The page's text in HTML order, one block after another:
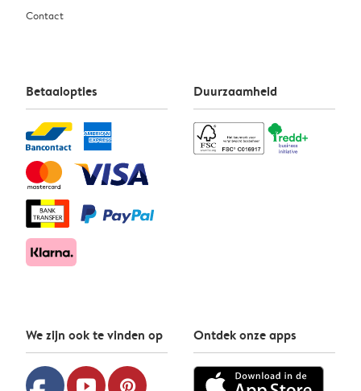
Contact
Betaalopties Duurzaamheid
We zijn ook te vinden op
youtube pinterest
Ontdek onze apps